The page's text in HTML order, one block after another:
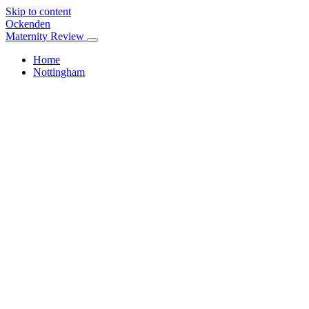
Skip to content
Ockenden
Maternity Review
Home
Nottingham